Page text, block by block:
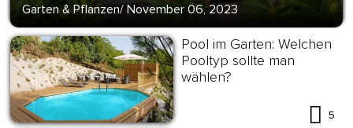
Garten & Pflanzen/November 06, 2023
Pool im Garten: Welchen
Pooltyp sollte man
wählen?
5